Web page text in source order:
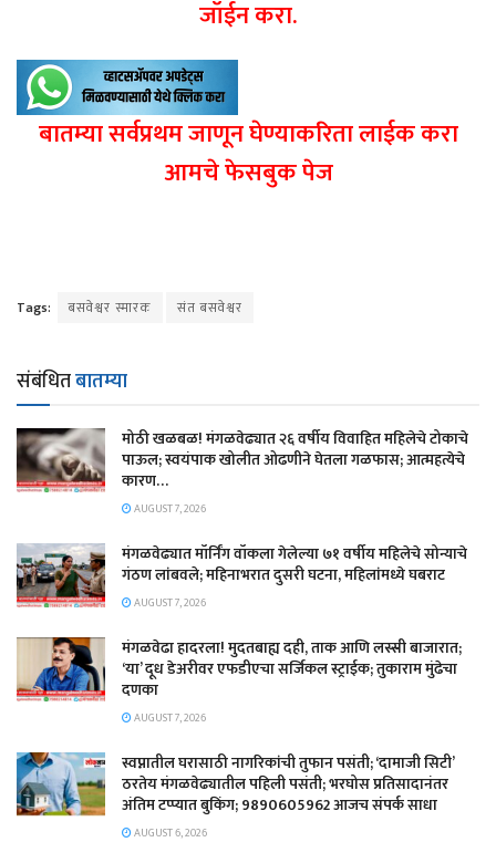
जॉईन करा.
बातम्या सर्वप्रथम जाणून घेण्याकरिता लाईक करा
आमचे फेसबुक पेज
Tags: बसवेश्वर स्मारक संत बसवेश्वर
संबंधितबातम्या
मोठी खळबळ! मंगळवेढ्यात २६ वर्षीय विवाहित महिलेचे टोकाचे
पाऊल; स्वयंपाक खोलीत ओढणीने घेतला गळफास; आत्महत्येचे
कारण…
AUGUST 7, 2026
मंगळवेढ्यात मॉर्निंग वॉकला गेलेल्या ७१ वर्षीय महिलेचे सोन्याचे
गंठण लांबवले; महिनाभरात दुसरी घटना, महिलांमध्ये घबराट
AUGUST 7, 2026
​मंगळवेढा हादरला! मुदतबाह्य दही, ताक आणि लस्सी बाजारात;
‘या’ दूध डेअरीवर एफडीएचा सर्जिकल स्ट्राईक; ​तुकाराम मुंढेचा
दणका
AUGUST 7, 2026
स्वप्नातील घरासाठी नागरिकांची तुफान पसंती; ‘दामाजी सिटी’
ठरतेय मंगळवेढ्यातील पहिली पसंती; भरघोस प्रतिसादानंतर
अंतिम टप्प्यात बुकिंग; 9890605962 आजच संपर्क साधा
AUGUST 6, 2026